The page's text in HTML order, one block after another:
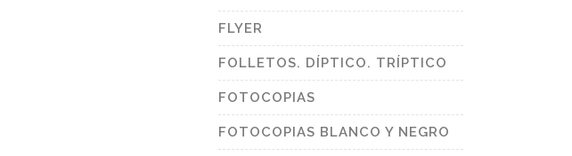
FLYER
FOLLETOS. DÍPTICO. TRÍPTICO
FOTOCOPIAS
FOTOCOPIAS BLANCO Y NEGRO